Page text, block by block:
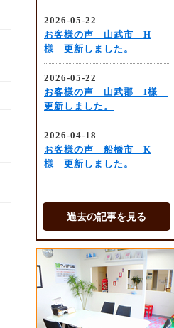
過去の記事を見る